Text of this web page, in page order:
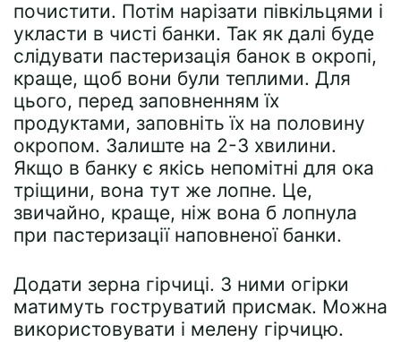
почистити. Потім нарізати півкільцями і
укласти в чисті банки. Так як далі буде
слідувати пастеризація банок в окропі,
краще, щоб вони були теплими. Для
цього, перед заповненням їх
продуктами, заповніть їх на половину
окропом. Залиште на 2-3 хвилини.
Якщо в банку є якісь непомітні для ока
тріщини, вона тут же лопне. Це,
звичайно, краще, ніж вона б лопнула
при пастеризації наповненої банки.
Додати зерна гірчиці. З ними огірки
матимуть гоструватий присмак. Можна
використовувати і мелену гірчицю.